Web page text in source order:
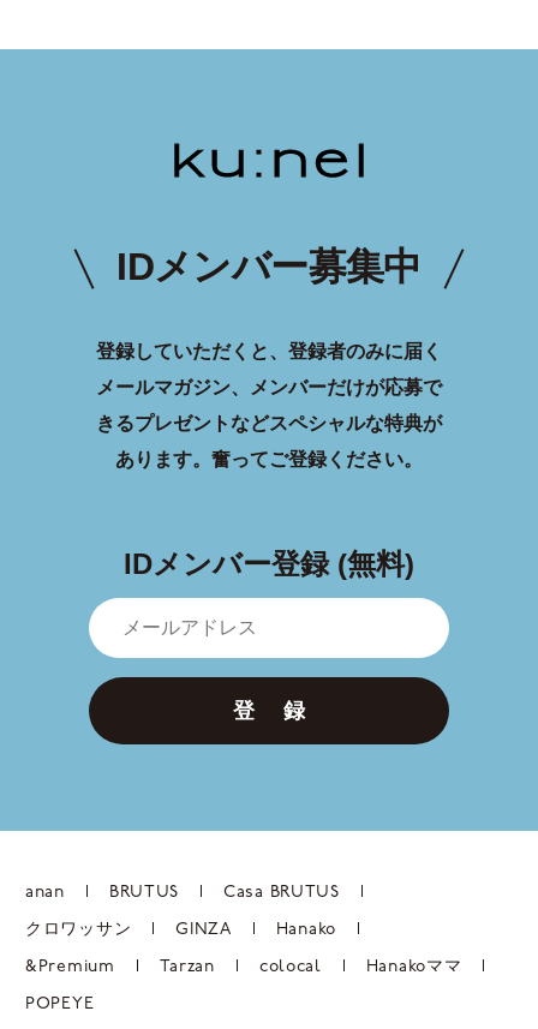
IDメンバー募集中
登録していただくと、登録者のみに届く
メールマガジン、メンバーだけが応募で
きるプレゼントなどスペシャルな特典が
あります。 奮ってご登録ください。
IDメンバー登録 (無料)
登 録
anan BRUTUS Casa BRUTUS
クロワッサン GINZA Hanako
&Premium Tarzan colocal Hanakoママ
POPEYE